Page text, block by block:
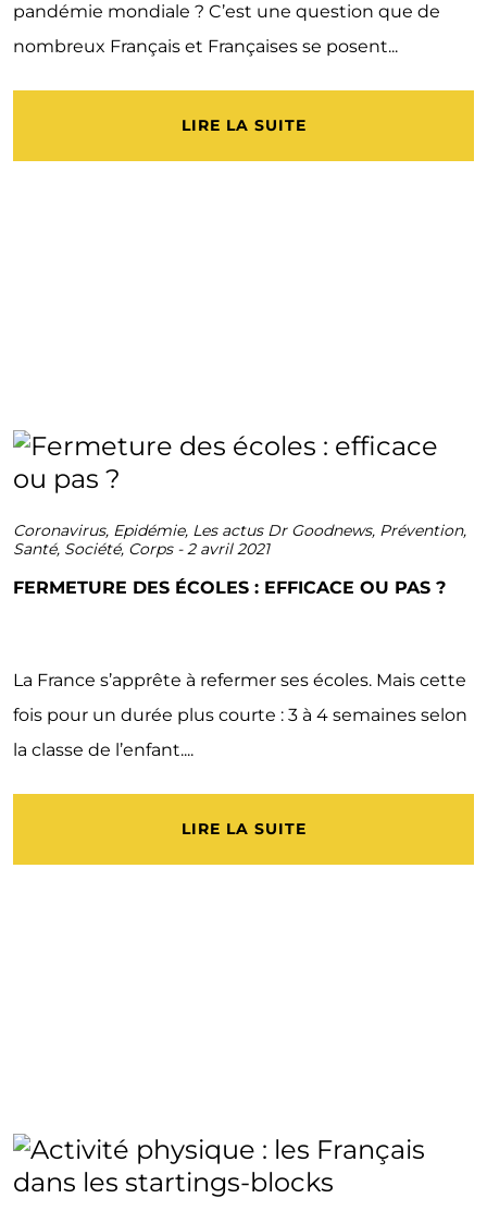
pandémie mondiale ? C’est une question que de
nombreux Français et Françaises se posent...
LIRE LA SUITE
Coronavirus, Epidémie, Les actus Dr Goodnews, Prévention,
Santé, Société, Corps-2 avril 2021
FERMETURE DES ÉCOLES : EFFICACE OU PAS ?
La France s’apprête à refermer ses écoles. Mais cette
fois pour un durée plus courte : 3 à 4 semaines selon
la classe de l’enfant....
LIRE LA SUITE